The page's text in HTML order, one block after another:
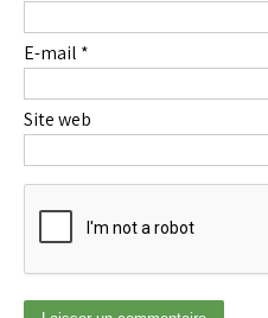
E-mail *
Site web